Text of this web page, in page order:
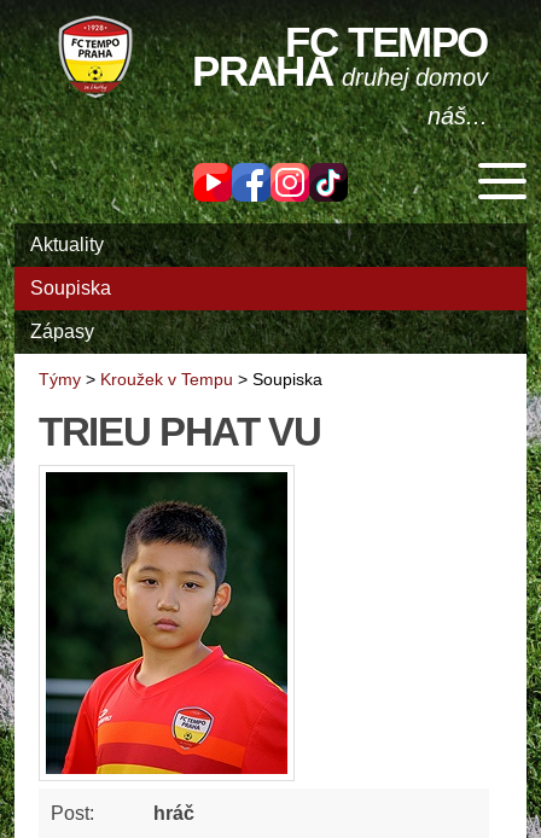
FC TEMPO
PRAHAdruhej domov
náš...
Aktuality
Soupiska
Zápasy
Týmy > Kroužek v Tempu > Soupiska
TRIEU PHAT VU
Post: hráč